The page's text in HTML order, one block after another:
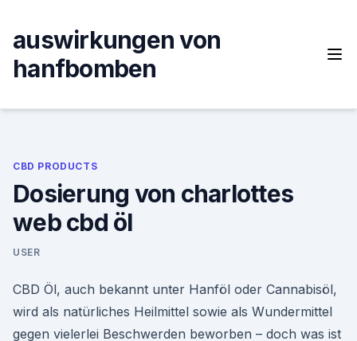
content
auswirkungen von
hanfbomben
CBD PRODUCTS
Dosierung von charlottes
web cbd öl
USER
CBD Öl, auch bekannt unter Hanföl oder Cannabisöl,
wird als natürliches Heilmittel sowie als Wundermittel
gegen vielerlei Beschwerden beworben – doch was ist